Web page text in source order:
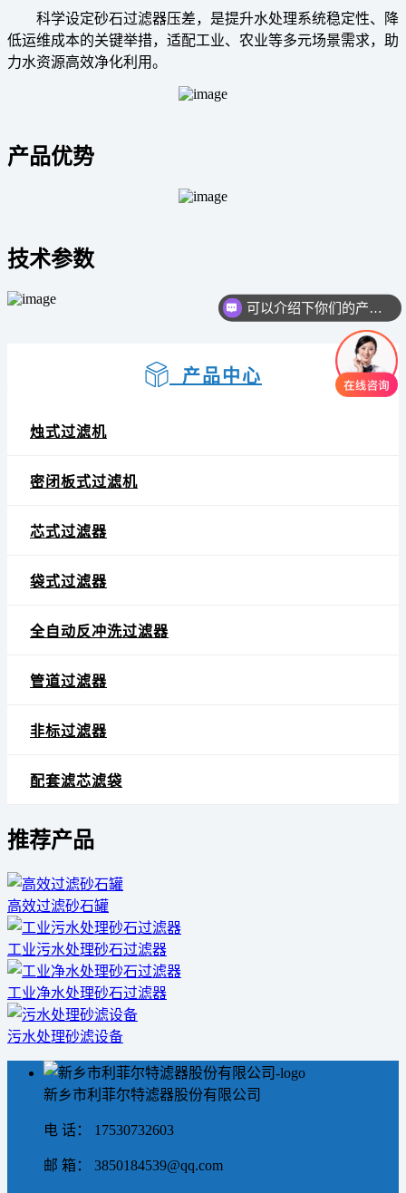
科学设定砂石过滤器压差，是提升水处理系统稳定性、降
低运维成本的关键举措，适配工业、农业等多元场景需求，助
力水资源高效净化利用。
产品优势
技术参数
产品中心
烛式过滤机
密闭板式过滤机
芯式过滤器
袋式过滤器
全自动反冲洗过滤器
管道过滤器
非标过滤器
配套滤芯滤袋
推荐产品
高效过滤砂石罐
工业污水处理砂石过滤器
工业净水处理砂石过滤器
污水处理砂滤设备
新乡市利菲尔特滤器股份有限公司
电 话： 17530732603
邮 箱： 3850184539@qq.com
可以介绍下你们的产品么